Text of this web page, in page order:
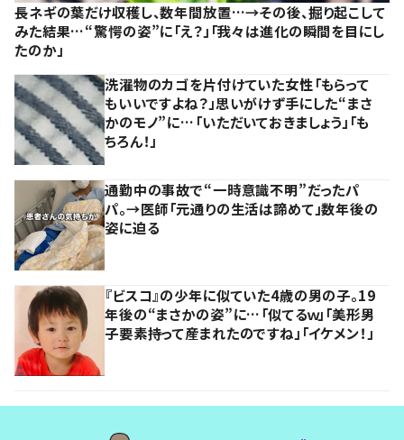
長ネギの葉だけ収穫し、数年間放置…→その後、掘り起こして
みた結果…“驚愕の姿”に「え？」「我々は進化の瞬間を目にし
たのか」
洗濯物のカゴを片付けていた女性「もらって
もいいですよね？」思いがけず手にした“まさ
かのモノ”に…「いただいておきましょう」「も
ちろん！」
通勤中の事故で“一時意識不明”だったパ
パ。→医師「元通りの生活は諦めて」数年後の
姿に迫る
『ビスコ』の少年に似ていた4歳の男の子。19
年後の“まさかの姿”に…「似てるｗ」「美形男
子要素持って産まれたのですね」「イケメン！」